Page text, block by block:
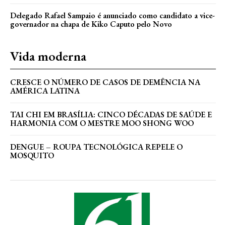
Delegado Rafael Sampaio é anunciado como candidato a vice-
governador na chapa de Kiko Caputo pelo Novo
Vida moderna
CRESCE O NÚMERO DE CASOS DE DEMÊNCIA NA
AMÉRICA LATINA
TAI CHI EM BRASÍLIA: CINCO DÉCADAS DE SAÚDE E
HARMONIA COM O MESTRE MOO SHONG WOO
DENGUE – ROUPA TECNOLÓGICA REPELE O
MOSQUITO